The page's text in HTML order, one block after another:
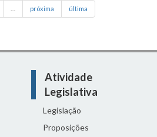
próxima última
Atividade
Legislativa
Legislação
Proposições